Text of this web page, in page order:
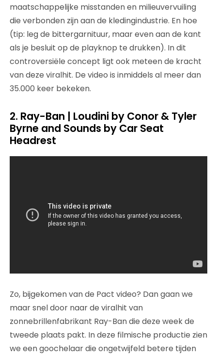
maatschappelijke misstanden en milieuvervuiling
die verbonden zijn aan de kledingindustrie. En hoe
(tip: leg de bittergarnituur, maar even aan de kant
als je besluit op de playknop te drukken). In dit
controversiële concept ligt ook meteen de kracht
van deze viralhit. De video is inmiddels al meer dan
35.000 keer bekeken.
2. Ray-Ban | Loudini by Conor & Tyler
Byrne and Sounds by Car Seat
Headrest
Zo, bijgekomen van de Pact video? Dan gaan we
maar snel door naar de viralhit van
zonnebrillenfabrikant Ray-Ban die deze week de
tweede plaats pakt. In deze filmische productie zien
we een goochelaar die ongetwijfeld betere tijden